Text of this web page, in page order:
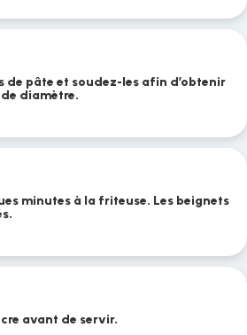
de pâte et soudez-les afin d’obtenir
diamètre.
minutes à la friteuse. Les beignets
avant de servir.